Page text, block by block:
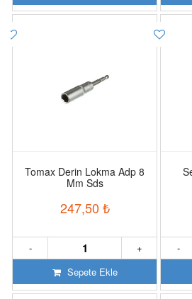
Tomax Derin Lokma Adp 8
Mm Sds
247,50 ₺
+
-
Sepete Ekle
-